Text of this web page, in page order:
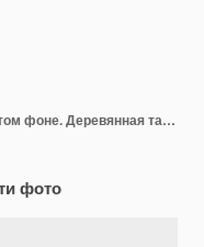
Пустая деревянная чаша на желтом фоне. Деревянная тарелка на столе
фото